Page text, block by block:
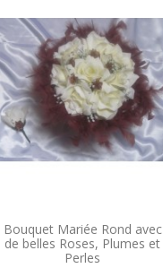
Bouquet Mariée Rond avec
de belles Roses, Plumes et
Perles